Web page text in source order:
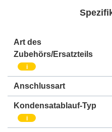
Art des
Zubehörs/Ersatzteils
i
Anschlussart
Kondensatablauf-Typ
i